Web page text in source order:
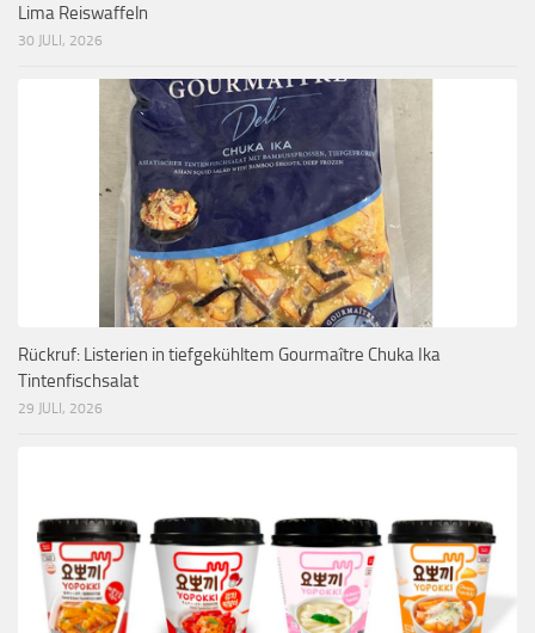
Lima Reiswaffeln
30 JULI, 2026
Rückruf: Listerien in tiefgekühltem Gourmaître Chuka Ika
Tintenfischsalat
29 JULI, 2026